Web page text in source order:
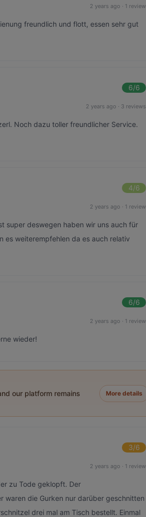
2 years ago · 1 review
freundlich und flott, essen sehr gut
6/6
2 years ago · 3 reviews
Noch dazu toller freundlicher Service.
4/6
2 years ago · 1 review
super deswegen haben wir uns auch für
es weiterempfehlen da es auch relativ
6/6
2 years ago · 1 review
wieder!
our platform remains
More details
3/6
2 years ago · 1 review
zu Tode geklopft. Der
waren die Gurken nur darüber geschnitten
drei mal am Tisch bestellt. Einmal